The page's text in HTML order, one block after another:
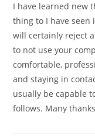
I have learned new
thing to I have seen
will certainly reject
to not use your
comfortable,
and staying in
usually be capable
follows. Many thanks